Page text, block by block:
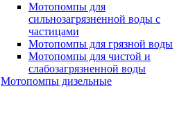
Мотопомпы для
сильнозагрязненной воды с
частицами
Мотопомпы для грязной воды
Мотопомпы для чистой и
слабозагрязненной воды
Мотопомпы дизельные